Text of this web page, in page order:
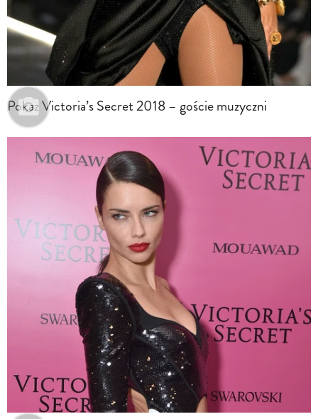
Pokaz Victoria’s Secret 2018 – goście muzyczni